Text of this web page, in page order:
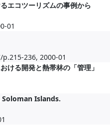
エコツーリズムの事例から
01
p.215-236, 2000-01
ける開発と熱帯林の「管理」
Islands.